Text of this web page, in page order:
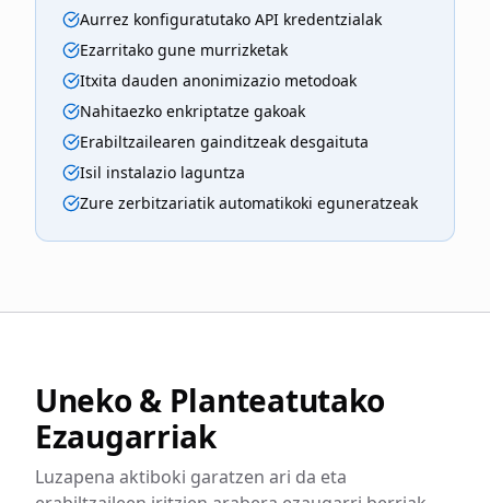
Aurrez konfiguratutako API kredentzialak
Ezarritako gune murrizketak
Itxita dauden anonimizazio metodoak
Nahitaezko enkriptatze gakoak
Erabiltzailearen gainditzeak desgaituta
Isil instalazio laguntza
Zure zerbitzariatik automatikoki eguneratzeak
Uneko & Planteatutako
Ezaugarriak
Luzapena aktiboki garatzen ari da eta